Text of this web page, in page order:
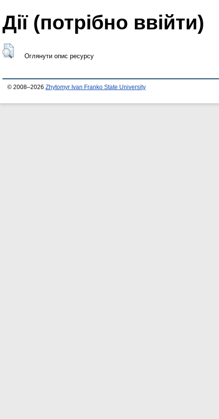
Дії ​​(потрібно ввійти)
Оглянути опис ресурсу
© 2008–2026 Zhytomyr Ivan Franko State University